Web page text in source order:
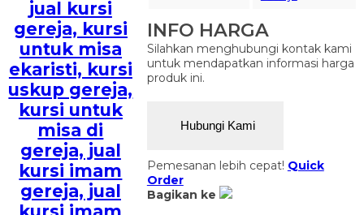
INFO HARGA
Silahkan menghubungi kontak kami
untuk mendapatkan informasi harga
produk ini.
Hubungi Kami
Pemesanan lebih cepat! Quick
Order
Bagikan ke
jual kursi
gereja, kursi
untuk misa
ekaristi, kursi
uskup gereja,
kursi untuk
misa di
gereja, jual
kursi imam
gereja, jual